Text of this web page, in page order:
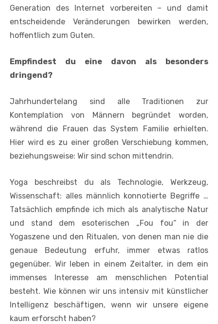
Generation des Internet vorbereiten – und damit
entscheidende Veränderungen bewirken werden,
hoffentlich zum Guten.
Empfindest du eine davon als besonders
dringend?
Jahrhundertelang sind alle Traditionen zur
Kontemplation von Männern begründet worden,
während die Frauen das System Familie erhielten.
Hier wird es zu einer großen Verschiebung kommen,
beziehungsweise: Wir sind schon mittendrin.
Yoga beschreibst du als Technologie, Werkzeug,
Wissenschaft: alles männlich konnotierte Begriffe …
Tatsächlich empfinde ich mich als analytische Natur
und stand dem esoterischen „Fou fou“ in der
Yogaszene und den Ritualen, von denen man nie die
genaue Bedeutung erfuhr, immer etwas ratlos
gegenüber. Wir leben in einem Zeitalter, in dem ein
immenses Interesse am menschlichen Potential
besteht. Wie können wir uns intensiv mit künstlicher
Intelligenz beschäftigen, wenn wir unsere eigene
kaum erforscht haben?